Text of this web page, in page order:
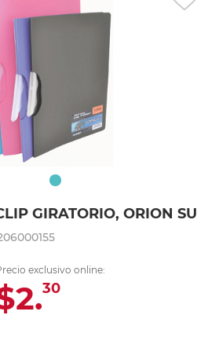
GIRATORIO, ORION SU
exclusivo online:
30